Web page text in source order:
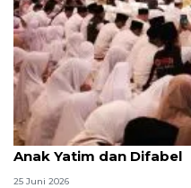
Menag jadikan setiap
Anak Yatim dan Difabel
25 Juni 2026